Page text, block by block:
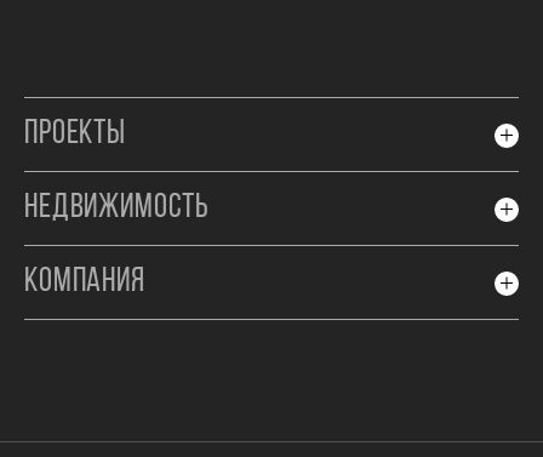
ПРОЕКТЫ
НЕДВИЖИМОСТЬ
КОМПАНИЯ